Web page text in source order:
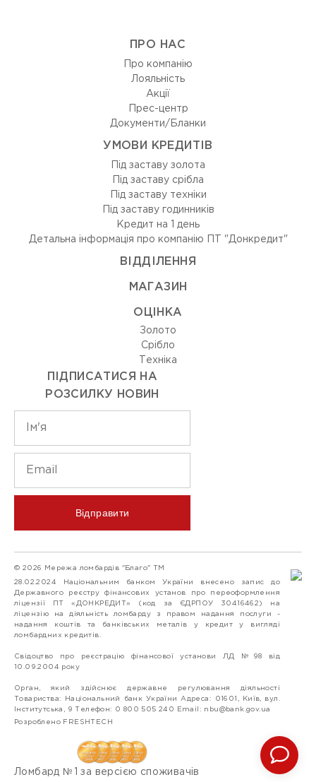
ПРО НАС
Про компанію
Лояльність
Акції
Прес-центр
Документи/Бланки
УМОВИ КРЕДИТІВ
Під заставу золота
Під заставу срібла
Під заставу техніки
Під заставу годинників
Кредит на 1 день
Детальна інформація про компанію ПТ "Донкредит"
ВIДДIЛЕННЯ
МАГАЗИН
ОЦIНКА
Золото
Срiбло
Технiка
ПІДПИСАТИСЯ НА
РОЗСИЛКУ НОВИН
Відправити
© 2026 Мережа ломбардів "Благо" ТМ
28.02.2024 Національним банком України внесено запис до
Державного реєстру фінансових установ про переоформлення
ліцензії ПТ «ДОНКРЕДИТ» (код за ЄДРПОУ 30416462) на
ліцензію на діяльність ломбарду з правом надання послуги -
надання коштів та банківських металів у кредит у вигляді
ломбардних кредитів.
Свідоцтво про реєстрацію фінансової установи ЛД №98 від
10.09.2004 року
Орган, який здійснює державне регулювання діяльності
Товариства: Національний банк України Адреса: 01601, Київ, вул.
Інститутська, 9 Телефон: 0 800 505 240 Email: nbu@bank.gov.ua
Розроблено FRESHTECH
Ломбард №1 за версією споживачів